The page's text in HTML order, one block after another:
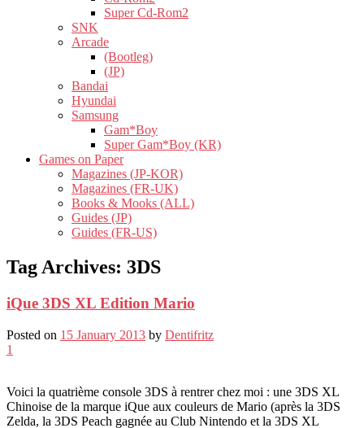
Super Cd-Rom2
SNK
Arcade
(Bootleg)
(JP)
Bandai
Hyundai
Samsung
Gam*Boy
Super Gam*Boy (KR)
Games on Paper
Magazines (JP-KOR)
Magazines (FR-UK)
Books & Mooks (ALL)
Guides (JP)
Guides (FR-US)
Tag Archives: 3DS
iQue 3DS XL Edition Mario
Posted on 15 January 2013 by Dentifritz
1
Voici la quatrième console 3DS à rentrer chez moi : une 3DS XL
Chinoise de la marque iQue aux couleurs de Mario (après la 3DS
Zelda, la 3DS Peach gagnée au Club Nintendo et la 3DS XL